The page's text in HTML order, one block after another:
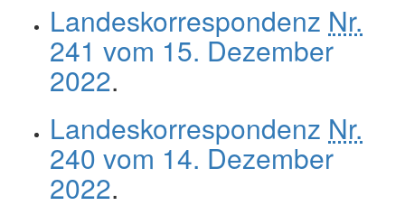
Landeskorrespondenz Nr.
241 vom 15. Dezember
2022.
Landeskorrespondenz Nr.
240 vom 14. Dezember
2022.